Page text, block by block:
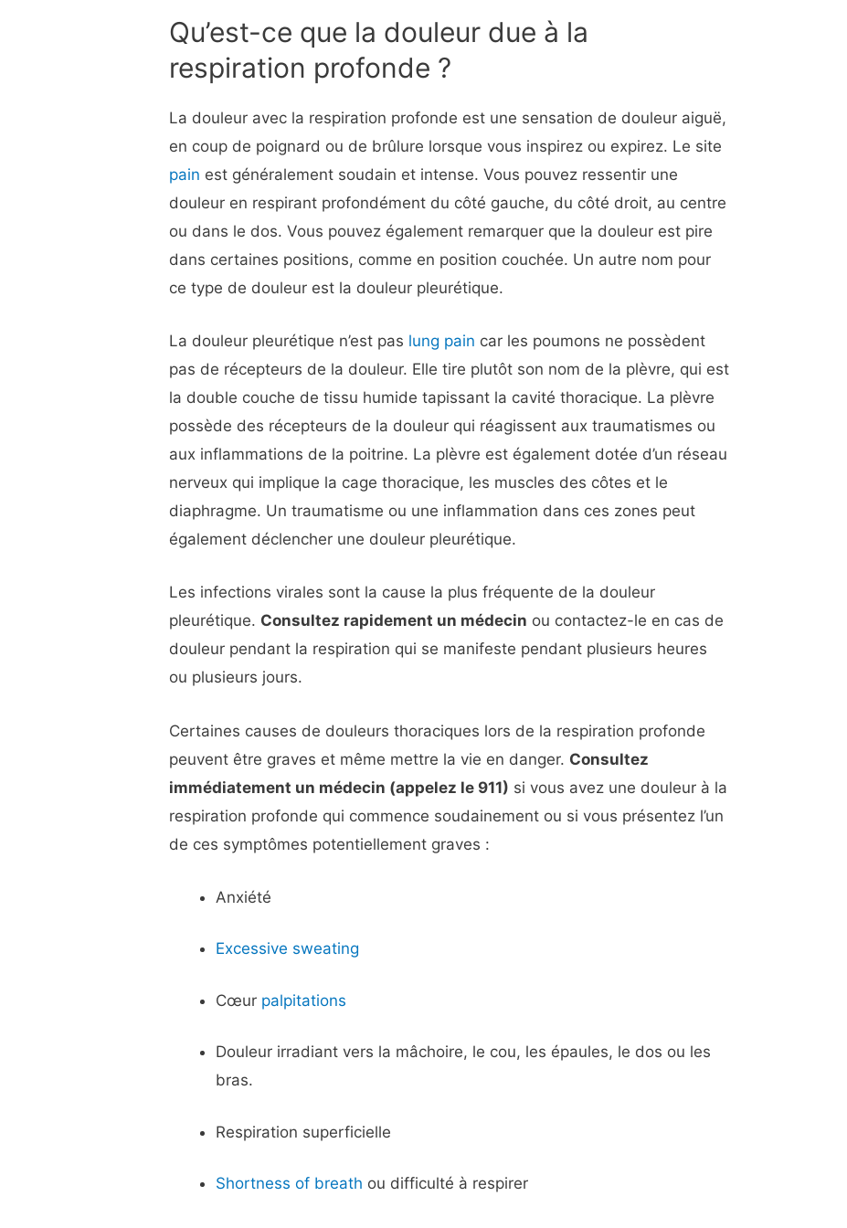
Qu’est-ce que la douleur due à la
respiration profonde ?
La douleur avec la respiration profonde est une sensation de douleur aiguë,
en coup de poignard ou de brûlure lorsque vous inspirez ou expirez. Le site
pain est généralement soudain et intense. Vous pouvez ressentir une
douleur en respirant profondément du côté gauche, du côté droit, au centre
ou dans le dos. Vous pouvez également remarquer que la douleur est pire
dans certaines positions, comme en position couchée. Un autre nom pour
ce type de douleur est la douleur pleurétique.
La douleur pleurétique n’est pas lung pain car les poumons ne possèdent
pas de récepteurs de la douleur. Elle tire plutôt son nom de la plèvre, qui est
la double couche de tissu humide tapissant la cavité thoracique. La plèvre
possède des récepteurs de la douleur qui réagissent aux traumatismes ou
aux inflammations de la poitrine. La plèvre est également dotée d’un réseau
nerveux qui implique la cage thoracique, les muscles des côtes et le
diaphragme. Un traumatisme ou une inflammation dans ces zones peut
également déclencher une douleur pleurétique.
Les infections virales sont la cause la plus fréquente de la douleur
pleurétique. Consultez rapidement un médecin ou contactez-le en cas de
douleur pendant la respiration qui se manifeste pendant plusieurs heures
ou plusieurs jours.
Certaines causes de douleurs thoraciques lors de la respiration profonde
peuvent être graves et même mettre la vie en danger. Consultez
immédiatement un médecin (appelez le 911) si vous avez une douleur à la
respiration profonde qui commence soudainement ou si vous présentez l’un
de ces symptômes potentiellement graves :
Anxiété
Excessive sweating
Cœur palpitations
Douleur irradiant vers la mâchoire, le cou, les épaules, le dos ou les
bras.
Respiration superficielle
Shortness of breath ou difficulté à respirer